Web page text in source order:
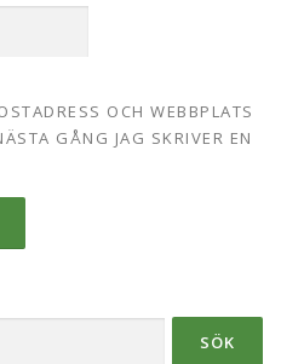
OCH WEBBPLATS
GÅNG JAG SKRIVER EN